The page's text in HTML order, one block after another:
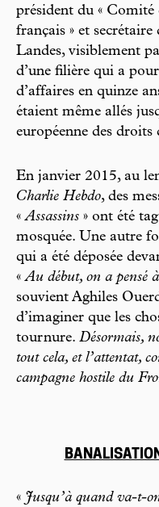
président du « Comité
français » et
Landes, visiblement
d’une filière qui a
d’affaires en quinze
étaient même allés
européenne des droits
En janvier 2015, au
Charlie Hebdo, des
«Assassins » ont été
mosquée. Une autre
qui a été déposée
«Au début, on a pensé
souvient Aghiles
d’imaginer que les
tournure. Désormais,
tout cela, et l’attentat,
campagne hostile du
« Jusqu’à quand va-t-